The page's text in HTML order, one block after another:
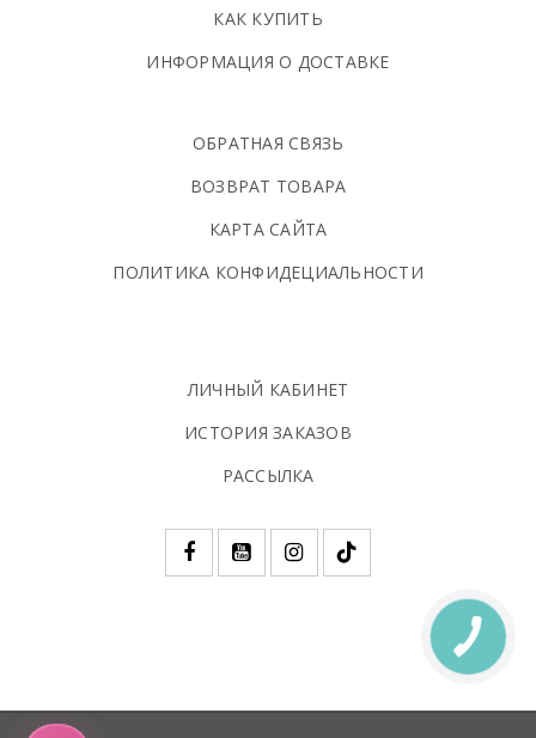
КАК КУПИТЬ
ИНФОРМАЦИЯ О ДОСТАВКЕ
ОБРАТНАЯ СВЯЗЬ
ВОЗВРАТ ТОВАРА
КАРТА САЙТА
ПОЛИТИКА КОНФИДЕЦИАЛЬНОСТИ
ЛИЧНЫЙ КАБИНЕТ
ИСТОРИЯ ЗАКАЗОВ
РАССЫЛКА